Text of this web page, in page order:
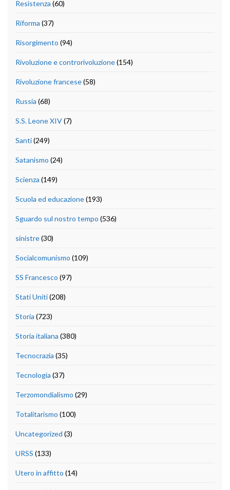
Resistenza (60)
Riforma (37)
Risorgimento (94)
Rivoluzione e controrivoluzione(154)
Rivoluzione francese(58)
Russia (68)
S.S. Leone XIV(7)
Santi(249)
Satanismo (24)
Scienza (149)
Scuola ed educazione(193)
Sguardo sul nostro tempo (536)
sinistre(30)
Socialcomunismo (109)
SS Francesco (97)
Stati Uniti(208)
Storia (723)
Storia italiana (380)
Tecnocrazia (35)
Tecnologia (37)
Terzomondialismo (29)
Totalitarismo (100)
Uncategorized (3)
URSS (133)
Utero in affitto (14)